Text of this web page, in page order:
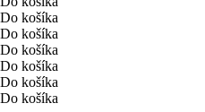
Do košíka
Do košíka
Do košíka
Do košíka
Do košíka
Do košíka